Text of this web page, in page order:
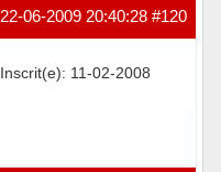
#120
22-06-2009 20:40:28
Inscrit(e): 11-02-2008